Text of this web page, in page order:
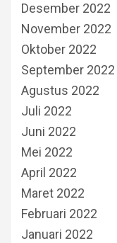
Desember 2022
November 2022
Oktober 2022
September 2022
Agustus 2022
Juli 2022
Juni 2022
Mei 2022
April 2022
Maret 2022
Februari 2022
Januari 2022